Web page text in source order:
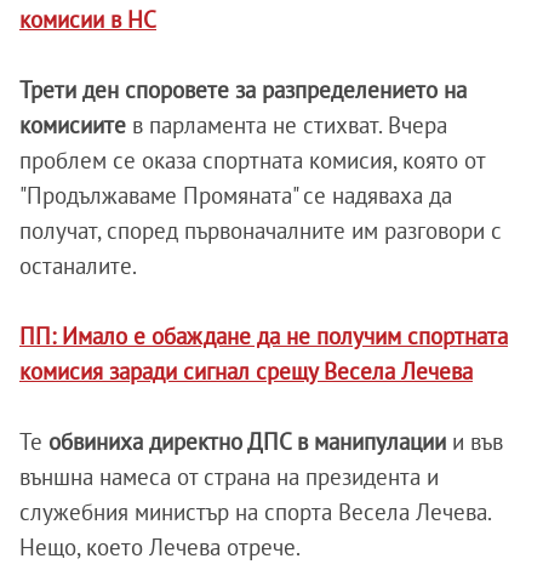
комисии в НС
Трети ден споровете за разпределението на
комисиите в парламента не стихват. Вчера
проблем се оказа спортната комисия, която от
"Продължаваме Промяната" се надяваха да
получат, според първоначалните им разговори с
останалите.
ПП: Имало е обаждане да не получим спортната
комисия заради сигнал срещу Весела Лечева
Те обвиниха директно ДПС в манипулации и във
външна намеса от страна на президента и
служебния министър на спорта Весела Лечева.
Нещо, което Лечева отрече.